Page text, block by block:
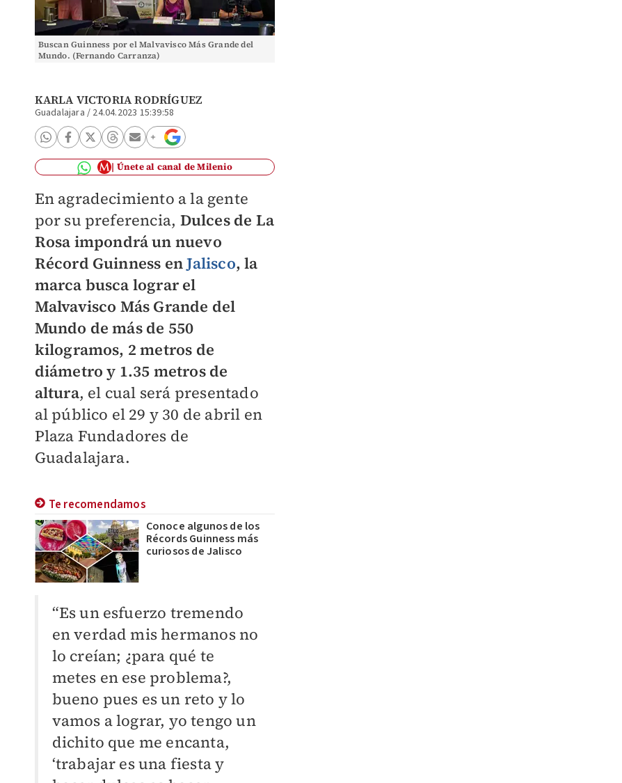
Buscan Guinness por el Malvavisco Más Grande del
Mundo. (Fernando Carranza)
KARLA VICTORIA RODRÍGUEZ
Guadalajara / 24.04.2023 15:39:58
Únete al canal de Milenio
En agradecimiento a la gente
por su preferencia, Dulces de La
Rosa impondrá un nuevo
Récord Guinness enJalisco, la
marca busca lograr el
Malvavisco Más Grande del
Mundo de más de 550
kilogramos, 2 metros de
diámetro y 1.35 metros de
altura, el cual será presentado
al público el 29 y 30 de abril en
Plaza Fundadores de
Guadalajara.
Te recomendamos
Conoce algunos de los
Récords Guinness más
curiosos de Jalisco
“Es un esfuerzo tremendo
en verdad mis hermanos no
lo creían; ¿para qué te
metes en ese problema?,
bueno pues es un reto y lo
vamos a lograr, yo tengo un
dichito que me encanta,
‘trabajar es una fiesta y